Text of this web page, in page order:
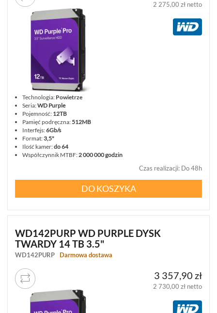
2 275,00 zł netto
Technologia: Powietrze
Seria:WD Purple
Pojemność: 12TB
Pamięć podręczna:512MB
Interfejs:6Gb/s
Format:3,5"
Ilość kamer:do 64
Współczynnik MTBF:2 000 000 godzin
Czas realizacji: Do 48h
DO KOSZYKA
WD142PURP WD PURPLE DYSK
TWARDY 14 TB 3.5"
WD142PURP Darmowa dostawa
3 357,90 zł
2 730,00 zł netto